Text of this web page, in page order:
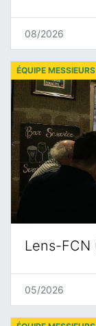
08/2026
Lens-FCN
ÉQUIPE MESSIEURS
05/2026